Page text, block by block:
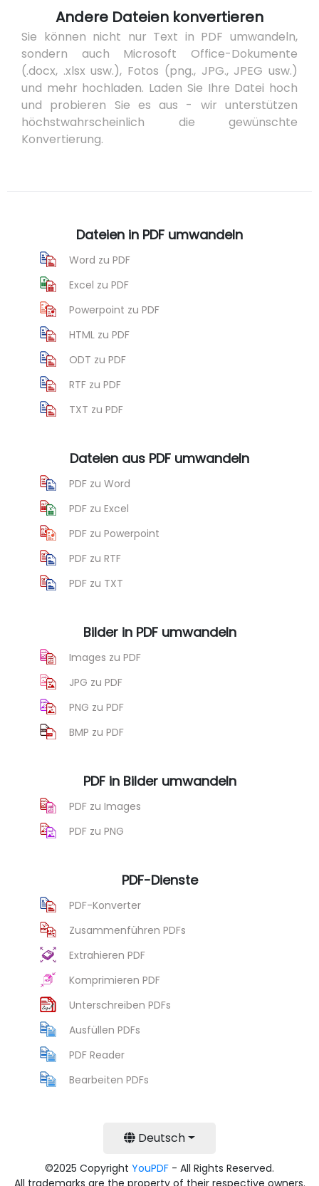
Andere Dateien konvertieren
Sie können nicht nur Text in PDF umwandeln,
sondern auch Microsoft Office-Dokumente
(.docx, .xlsx usw.), Fotos (png., JPG., JPEG usw.)
und mehr hochladen. Laden Sie Ihre Datei hoch
und probieren Sie es aus - wir unterstützen
höchstwahrscheinlich die gewünschte
Konvertierung.
Dateien in PDF umwandeln
Word zu PDF
Excel zu PDF
Powerpoint zu PDF
HTML zu PDF
ODT zu PDF
RTF zu PDF
TXT zu PDF
Dateien aus PDF umwandeln
PDF zu Word
PDF zu Excel
PDF zu Powerpoint
PDF zu RTF
PDF zu TXT
Bilder in PDF umwandeln
Images zu PDF
JPG zu PDF
PNG zu PDF
BMP zu PDF
PDF in Bilder umwandeln
PDF zu Images
PDF zu PNG
PDF-Dienste
PDF-Konverter
Zusammenführen PDFs
Extrahieren PDF
Komprimieren PDF
Unterschreiben PDFs
Ausfüllen PDFs
PDF Reader
Bearbeiten PDFs
Deutsch
©2025 Copyright YouPDF - All Rights Reserved.